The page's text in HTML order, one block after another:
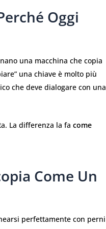
Oggi
una macchina che copia
una chiave è molto più
che deve dialogare con una
La differenza la fa come
Come Un
perfettamente con perni